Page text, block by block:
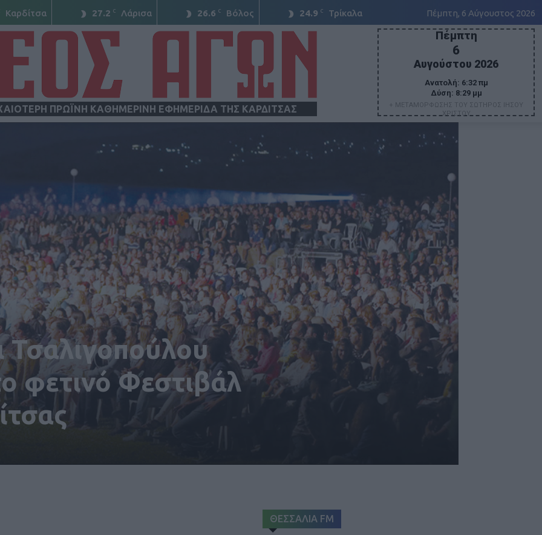
Καρδίτσα 27.2 C Λάρισα 26.6 C Βόλος 24.9 C Τρίκαλα Πέμπτη, 6 Αύγουστος 2026
ΠΡΩΪΝΗ ΚΑΘΗΜΕΡΙΝΗ ΕΦΗΜΕΡΙΔΑ ΤΗΣ ΚΑΡΔΙΤΣΑΣ
ΑΓΩΝ
Πέμπτη
6
Αυγούστου 2026
Ανατολή: 6:32 πμ
Δύση: 8:29 μμ
+ ΜΕΤΑΜΟΡΦΩΣΗΣ ΤΟΥ ΣΩΤΗΡΟΣ ΙΗΣΟΥ
ΧΡΙΣΤΟΥ
Τσαλιγοπούλου
φετινό Φεστιβάλ
ΘΕΣΣΑΛΙΑ FM